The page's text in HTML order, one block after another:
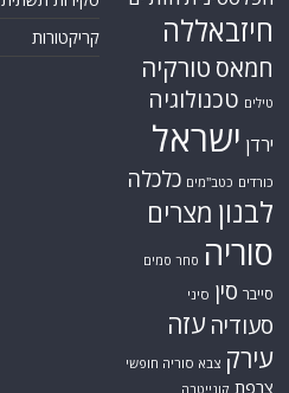
חיזבאללה
חמאס טורקיה
טילים טכנולוגיה
ירדן ישראל
כורדים כטב"מים כלכלה
לבנון מצרים
סוריה סחר סמים
סייבר סין סיני
סעודיה עזה
עירק צבא סוריה חופשי
צרפת קונייטרה
קריקטורות